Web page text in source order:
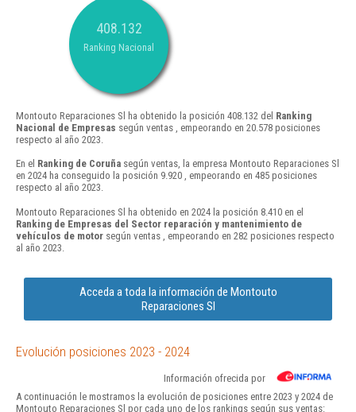
408.132
Ranking Nacional
Montouto Reparaciones Sl ha obtenido la posición 408.132 del Ranking
Nacional de Empresas según ventas , empeorando en 20.578 posiciones
respecto al año 2023.
En el Ranking de Coruña según ventas, la empresa Montouto Reparaciones Sl
en 2024 ha conseguido la posición 9.920 , empeorando en 485 posiciones
respecto al año 2023.
Montouto Reparaciones Sl ha obtenido en 2024 la posición 8.410 en el
Ranking de Empresas del Sector reparación y mantenimiento de
vehículos de motor según ventas , empeorando en 282 posiciones respecto
al año 2023.
Acceda a toda la información de Montouto
Reparaciones Sl
Evolución posiciones 2023 - 2024
Información ofrecida por
A continuación le mostramos la evolución de posiciones entre 2023 y 2024 de
Montouto Reparaciones Sl por cada uno de los rankings según sus ventas: